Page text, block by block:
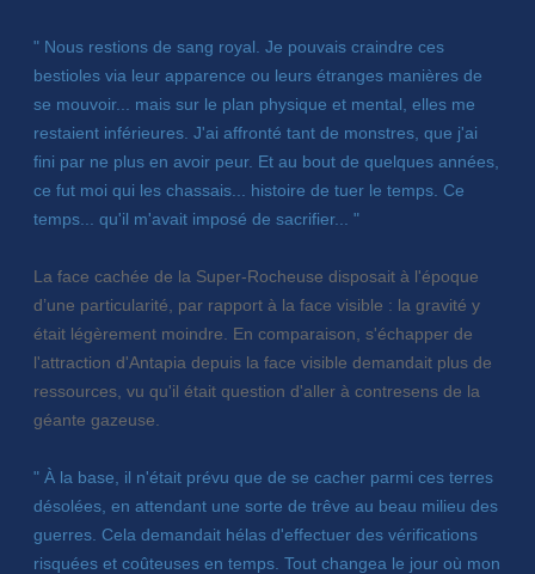
" Nous restions de sang royal. Je pouvais craindre ces
bestioles via leur apparence ou leurs étranges manières de
se mouvoir... mais sur le plan physique et mental, elles me
restaient inférieures. J'ai affronté tant de monstres, que j'ai
fini par ne plus en avoir peur. Et au bout de quelques années,
ce fut moi qui les chassais... histoire de tuer le temps. Ce
temps... qu'il m'avait imposé de sacrifier... "
La face cachée de la Super-Rocheuse disposait à l'époque
d’une particularité, par rapport à la face visible : la gravité y
était légèrement moindre. En comparaison, s'échapper de
l'attraction d'Antapia depuis la face visible demandait plus de
ressources, vu qu'il était question d'aller à contresens de la
géante gazeuse.
" À la base, il n'était prévu que de se cacher parmi ces terres
désolées, en attendant une sorte de trêve au beau milieu des
guerres. Cela demandait hélas d'effectuer des vérifications
risquées et coûteuses en temps. Tout changea le jour où mon